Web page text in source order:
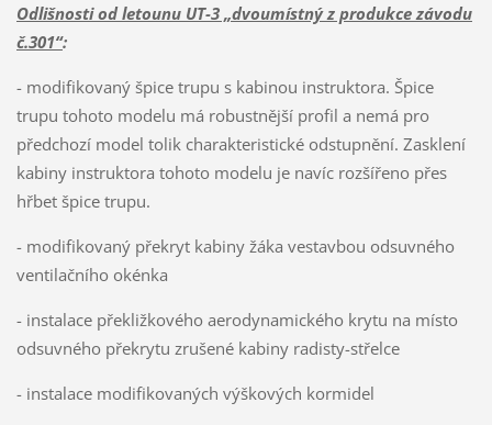
Odlišnosti od letounu UT-3 „dvoumístný z produkce závodu
č.301“:
- modifikovaný špice trupu s kabinou instruktora. Špice
trupu tohoto modelu má robustnější profil a nemá pro
předchozí model tolik charakteristické odstupnění. Zasklení
kabiny instruktora tohoto modelu je navíc rozšířeno přes
hřbet špice trupu.
- modifikovaný překryt kabiny žáka vestavbou odsuvného
ventilačního okénka
- instalace překližkového aerodynamického krytu na místo
odsuvného překrytu zrušené kabiny radisty-střelce
- instalace modifikovaných výškových kormidel